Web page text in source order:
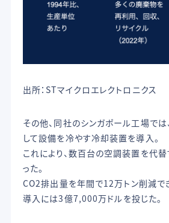
出所：STマイクロエレクトロニクス
その他、同社のシンガポール工場では
して設備を冷やす冷却装置を導入。
これにより、数百台の空調装置を代
った。
CO2排出量を年間で12万トン削減で
導入には3億7,000万ドルを投じた。